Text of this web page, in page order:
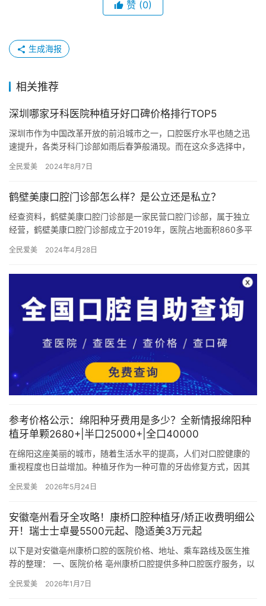
赞 (0)
生成海报
相关推荐
深圳哪家牙科医院种植牙好口碑价格排行TOP5
深圳市作为中国改革开放的前沿城市之一，口腔医疗水平也随之迅
速提升，各类牙科门诊部如雨后春笋般涌现。而在这众多选择中，
口腔医…
全民爱美 2024年8月7日
鹤壁美康口腔门诊部怎么样？是公立还是私立？
经查资料，鹤壁美康口腔门诊部是一家民营口腔门诊部，属于独立
经营，鹤壁美康口腔门诊部成立于2019年，医院占地面积860多平
全民爱美 2024年4月28日
参考价格公示：绵阳种牙费用是多少？全新情报绵阳种
植牙单颗2680+|半口25000+|全口40000
在绵阳这座美丽的城市，随着生活水平的提高，人们对口腔健康的
重视程度也日益增加。种植牙作为一种可靠的牙齿修复方式，因其
种植牙…
全民爱美 2026年5月24日
安徽亳州看牙全攻略！康桥口腔种植牙/矫正收费明细公
开！瑞士士卓曼5500元起、隐适美3万元起
以下是对安徽亳州康桥口腔的医院价格、地址、乘车路线及医生推
荐的整理： 一、医院价格 亳州康桥口腔提供多种口腔医疗服务，以
全民爱美 2026年1月7日